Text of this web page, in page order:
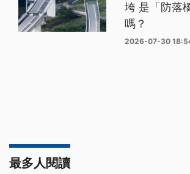
垮 是「防落
嗎？
2026-07-30
最多人閱讀